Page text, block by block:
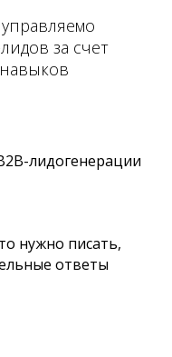
за счет
лидогенерации
нужно писать,
ответы